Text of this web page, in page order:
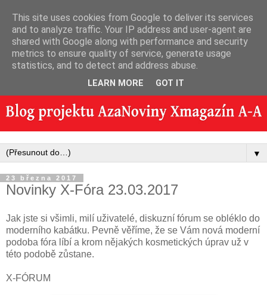
▼
23 března 2017
Novinky X-Fóra 23.03.2017
Jak jste si všimli, milí uživatelé, diskuzní fórum se obléklo do
moderního kabátku. Pevně věříme, že se Vám nová moderní
podoba fóra líbí a krom nějakých kosmetických úprav už v
této podobě zůstane.
X-FÓRUM
This site uses cookies from Google to deliver its services
and to analyze traffic. Your IP address and user-agent are
shared with Google along with performance and security
metrics to ensure quality of service, generate usage
statistics, and to detect and address abuse.
LEARN MORE GOT IT